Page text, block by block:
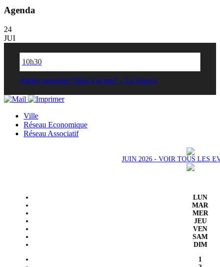
Agenda
24
JUI
10h30
Atelier sensoriel "lilou à la mer" - La Source
Ville
Réseau Economique
Réseau Associatif
JUIN 2026 - VOIR TOUS LES
LUN
MAR
MER
JEU
VEN
SAM
DIM
1